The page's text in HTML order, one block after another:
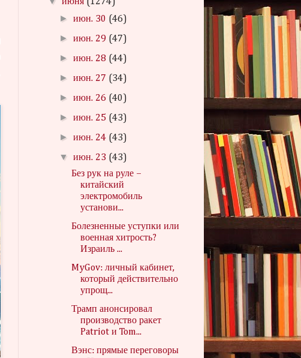
►июн. 30 (46)
►июн. 29 (47)
►июн. 28 (44)
►июн. 27 (34)
►июн. 26 (40)
►июн. 25 (43)
►июн. 24 (43)
▼июн. 23 (43)
Без рук на руле –
китайский
электромобиль
установи...
Болезненные уступки или
военная хитрость?
Израиль ...
MyGov: личный кабинет,
который действительно
упрощ...
Трамп анонсировал
производство ракет
Patriot и Tom...
Вэнс: прямые переговоры